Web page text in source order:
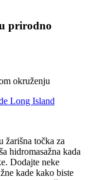
prirodno
Long Island
žarišna točka za
hidromasažna kada
Dodajte neke
kade kako biste